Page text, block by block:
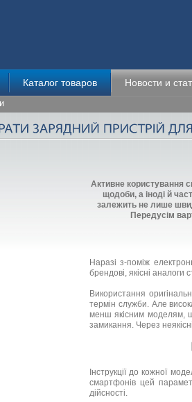
Каталог товаров Новости и
Активне користування
щодоби, а іноді й
залежить не лише
Передусім
Наразі з-поміж
брендові, якісні аналоги
Використання
термін служби. Але
менш якісним моделям,
замикання. Через
Інструкції до кожної
смартфонів цей
дійсності.